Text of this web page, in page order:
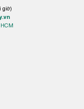
giờ)